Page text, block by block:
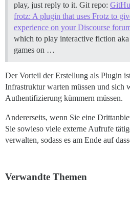
play, just reply to it. Git repo:
frotz: A plugin that uses Frotz to
experience on your Discourse
which to play interactive fiction aka
games on …
Der Vorteil der Erstellung als Plugin
Infrastruktur warten müssen und sich
Authentifizierung kümmern müssen.
Andererseits, wenn Sie eine
Sie sowieso viele externe Aufrufe
verwalten, sodass es am Ende auf
Verwandte Themen